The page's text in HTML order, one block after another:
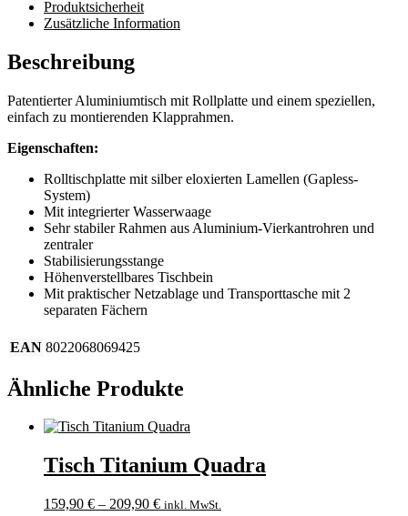
Produktsicherheit
Zusätzliche Information
Beschreibung
Patentierter Aluminiumtisch mit Rollplatte und einem speziellen,
einfach zu montierenden Klapprahmen.
Eigenschaften:
Rolltischplatte mit silber eloxierten Lamellen (Gapless-
System)
Mit integrierter Wasserwaage
Sehr stabiler Rahmen aus Aluminium-Vierkantrohren und
zentraler
Stabilisierungsstange
Höhenverstellbares Tischbein
Mit praktischer Netzablage und Transporttasche mit 2
separaten Fächern
EAN 8022068069425
Ähnliche Produkte
Tisch Titanium Quadra
159,90 € – 209,90 € inkl. MwSt.